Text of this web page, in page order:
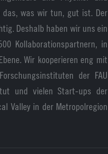
das, was wir tun, gut ist. Der
Deshalb haben wir uns ein
Kollaborationspartnern, in
Wir kooperieren eng mit
der FAU
und vielen Start-ups der
Valley in der Metropolregion